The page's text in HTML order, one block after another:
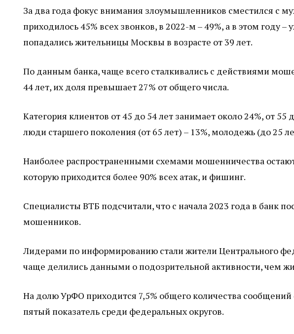
За два года фокус внимания злоумышленников сместился с
приходилось 45% всех звонков, в 2022-м – 49%, а в этом году –
попадались жительницы Москвы в возрасте от 39 лет.
По данным банка, чаще всего сталкивались с действиями
44 лет, их доля превышает 27% от общего числа.
Категория клиентов от 45 до 54 лет занимает около 24%, от 55
люди старшего поколения (от 65 лет) – 13%, молодежь (до 25
Наиболее распространенными схемами мошенничества
которую приходится более 90% всех атак, и фишинг.
Специалисты ВТБ подсчитали, что с начала 2023 года в банк
мошенников.
Лидерами по информированию стали жители Центрального
чаще делились данными о подозрительной активности, чем
На долю УрФО приходится 7,5% общего количества
пятый показатель среди федеральных округов.